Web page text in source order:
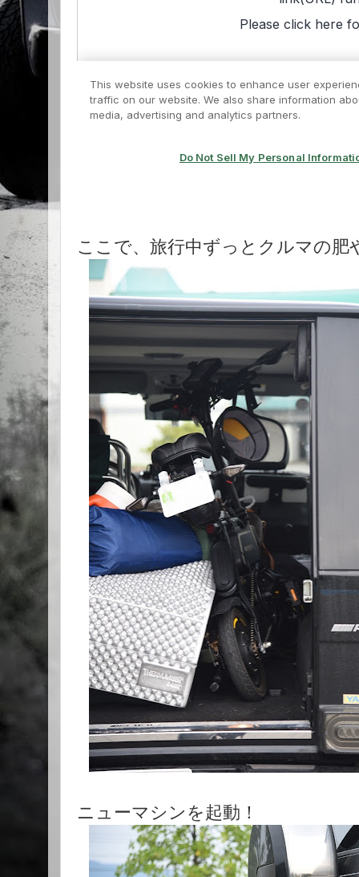
ここで、旅行中ずっとクルマの肥
ニューマシンを起動！